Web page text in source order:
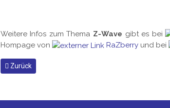
Weitere Infos zum Thema Z-Wave gibt es bei
Hompage von
RaZberryund bei
Vorheriger Beitrag: On / Off
Zurück